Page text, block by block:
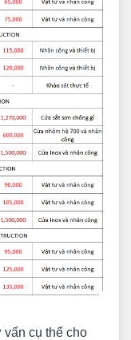
cụ thể cho